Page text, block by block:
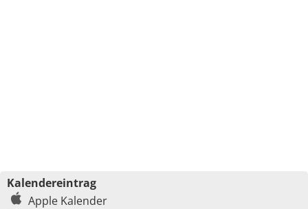
Kalendereintrag
Apple Kalender